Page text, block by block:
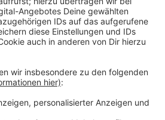
aus Leverkusen